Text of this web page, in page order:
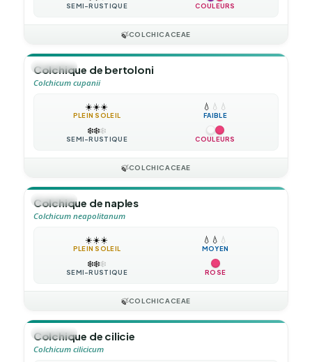
SEMI-RUSTIQUE COULEURS
🍃COLCHICACEAE
🪴VIVACE
Colchique de bertoloni
Colchicum cupanii
☀️☀️☀️
PLEIN SOLEIL
💧 💧 💧
FAIBLE
❄️❄️❄️
SEMI-RUSTIQUE COULEURS
🍃COLCHICACEAE
🪴VIVACE
Colchique de naples
Colchicum neapolitanum
☀️☀️☀️
PLEIN SOLEIL
💧 💧 💧
MOYEN
❄️❄️❄️
SEMI-RUSTIQUE ROSE
🍃COLCHICACEAE
🪴VIVACE
Colchique de cilicie
Colchicum cilicicum